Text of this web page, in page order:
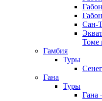
Сан-
Томе
Гамбия
Туры
Гана
Туры
Гана